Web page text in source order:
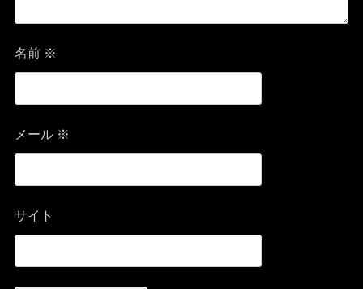
名前 ※
メール ※
サイト